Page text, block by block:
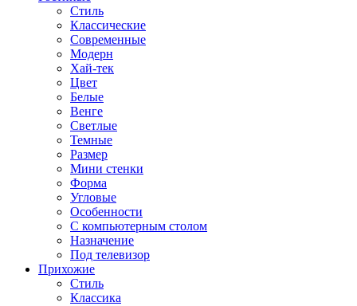
Стиль
Классические
Современные
Модерн
Хай-тек
Цвет
Белые
Венге
Светлые
Темные
Размер
Мини стенки
Форма
Угловые
Особенности
С компьютерным столом
Назначение
Под телевизор
Прихожие
Стиль
Классика